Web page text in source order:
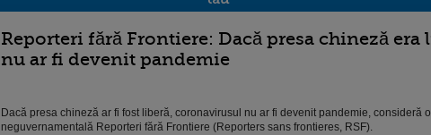
Reporteri fără Frontiere: Dacă presa chineză era
nu ar fi devenit pandemie
Dacă presa chineză ar fi fost liberă, coronavirusul nu ar fi devenit pandemie, consideră
neguvernamentală Reporteri fără Frontiere (Reporters sans frontieres, RSF).